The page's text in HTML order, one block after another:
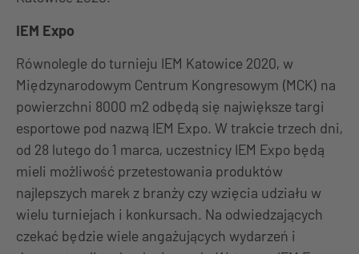
IEM Expo
Równolegle do turnieju IEM Katowice 2020, w
Międzynarodowym Centrum Kongresowym (MCK) na
powierzchni 8000 m2 odbędą się największe targi
esportowe pod nazwą IEM Expo. W trakcie trzech dni,
od 28 lutego do 1 marca, uczestnicy IEM Expo będą
mieli możliwość przetestowania produktów
najlepszych marek z branży czy wzięcia udziału w
wielu turniejach i konkursach. Na odwiedzających
czekać będzie wiele angażujących wydarzeń i